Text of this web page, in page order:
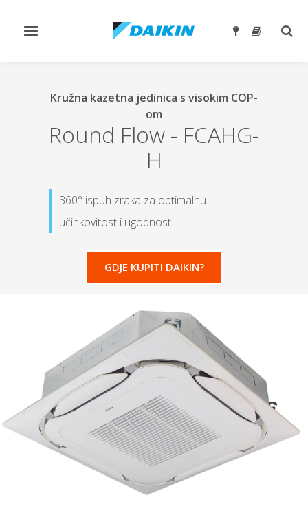
Toggle
Kružna kazetna jedinica s visokim COP-
om
Round Flow - FCAHG-
H
360° ispuh zraka za optimalnu
učinkovitost i ugodnost
GDJE KUPITI DAIKIN?